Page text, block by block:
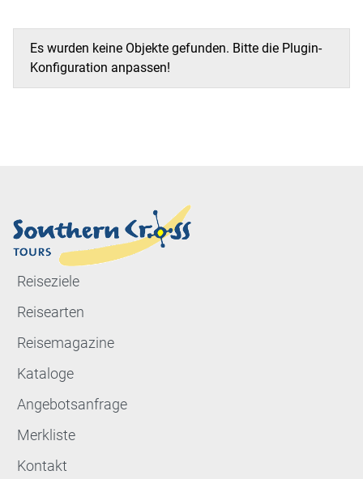
Es wurden keine Objekte gefunden. Bitte die Plugin-
Konfiguration anpassen!
Reiseziele
Reisearten
Reisemagazine
Kataloge
Angebotsanfrage
Merkliste
Kontakt